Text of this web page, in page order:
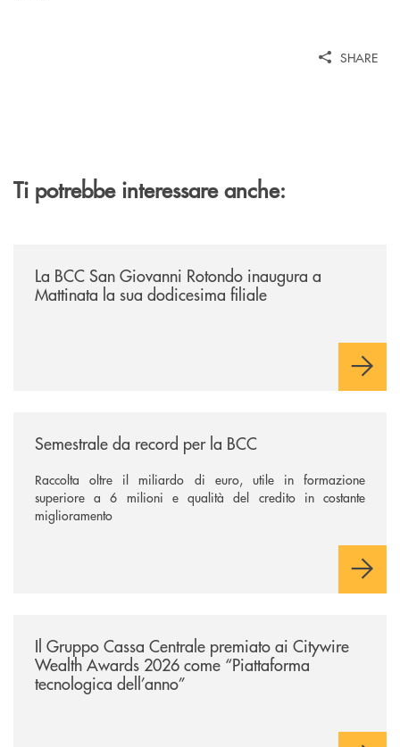
SHARE
Ti potrebbe interessare anche:
La BCC San Giovanni Rotondo inaugura a
Mattinata la sua dodicesima filiale
Semestrale da record per la BCC
Raccolta oltre il miliardo di euro, utile in formazione
superiore a 6 milioni e qualità del credito in costante
miglioramento
Il Gruppo Cassa Centrale premiato ai Citywire
Wealth Awards 2026 come “Piattaforma
tecnologica dell’anno”